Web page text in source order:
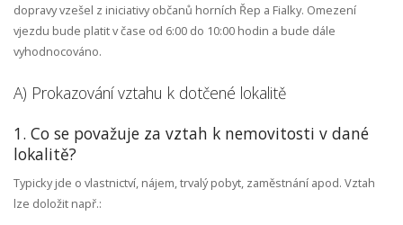
dopravy vzešel z iniciativy občanů horních Řep a Fialky. Omezení
vjezdu bude platit v čase od 6:00 do 10:00 hodin a bude dále
vyhodnocováno.
A) Prokazování vztahu k dotčené lokalitě
1. Co se považuje za vztah k nemovitosti v dané
lokalitě?
Typicky jde o vlastnictví, nájem, trvalý pobyt, zaměstnání apod. Vztah
lze doložit např.: